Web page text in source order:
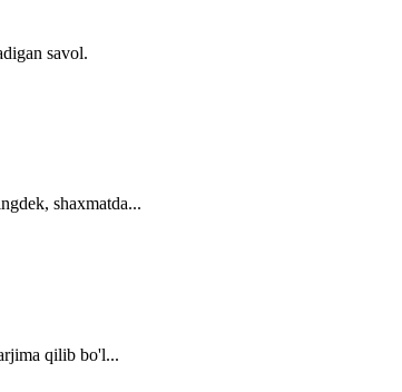
savol.
shaxmatda...
qilib bo'l...